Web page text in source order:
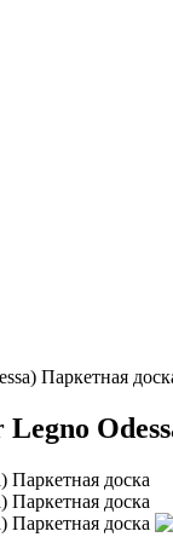
Паркетная